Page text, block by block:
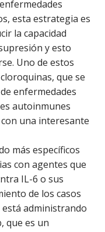
esta estrategia es
la capacidad
y esto
Uno de estos
que se
enfermedades
autoinmunes
una interesante
más específicos
con agentes que
IL-6 o sus
de los casos
está administrando
que es un